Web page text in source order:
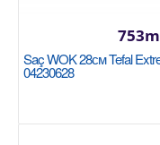
Saç WOK 28см Tefal
04230628